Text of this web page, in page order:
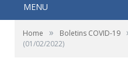
MENU
Home » Boletins COVID-19
(01/02/2022)